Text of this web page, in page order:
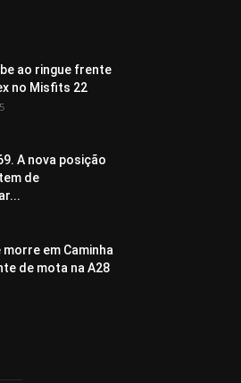
ao ringue frente
no Misfits 22
A nova posição
de
em Caminha
de mota na A28